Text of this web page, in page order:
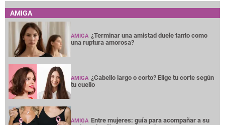
AMIGA
AMIGA ¿Terminar una amistad duele tanto como
una ruptura amorosa?
AMIGA ¿Cabello largo o corto? Elige tu corte según
tu cuello
AMIGA Entre mujeres: guía para acompañar a su